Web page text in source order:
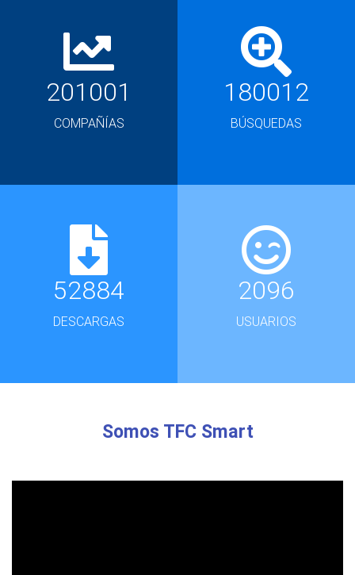
201001
COMPAÑÍAS
180012
BÚSQUEDAS
52884
DESCARGAS
2096
USUARIOS
Somos TFC Smart